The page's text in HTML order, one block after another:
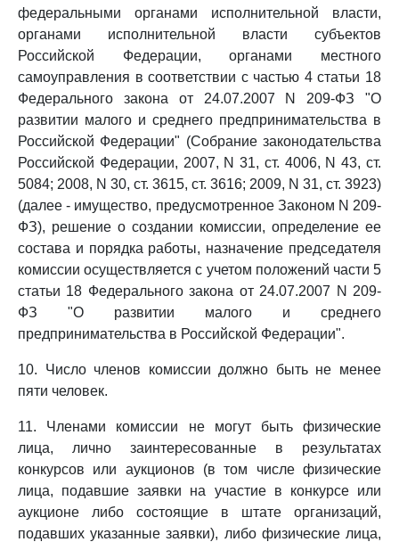
федеральными органами исполнительной власти,
органами исполнительной власти субъектов
Российской Федерации, органами местного
самоуправления в соответствии с частью 4 статьи 18
Федерального закона от 24.07.2007 N 209-ФЗ "О
развитии малого и среднего предпринимательства в
Российской Федерации" (Собрание законодательства
Российской Федерации, 2007, N 31, ст. 4006, N 43, ст.
5084; 2008, N 30, ст. 3615, ст. 3616; 2009, N 31, ст. 3923)
(далее - имущество, предусмотренное Законом N 209-
ФЗ), решение о создании комиссии, определение ее
состава и порядка работы, назначение председателя
комиссии осуществляется с учетом положений части 5
статьи 18 Федерального закона от 24.07.2007 N 209-
ФЗ "О развитии малого и среднего
предпринимательства в Российской Федерации".
10. Число членов комиссии должно быть не менее
пяти человек.
11. Членами комиссии не могут быть физические
лица, лично заинтересованные в результатах
конкурсов или аукционов (в том числе физические
лица, подавшие заявки на участие в конкурсе или
аукционе либо состоящие в штате организаций,
подавших указанные заявки), либо физические лица,